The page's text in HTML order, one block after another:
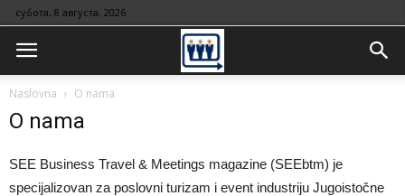
субота, 8 августа, 2026
Naslovna О nama
О nama
SEE Business Travel & Meetings magazine (SEEbtm) je
specijalizovan za poslovni turizam i event industriju Jugoistočne